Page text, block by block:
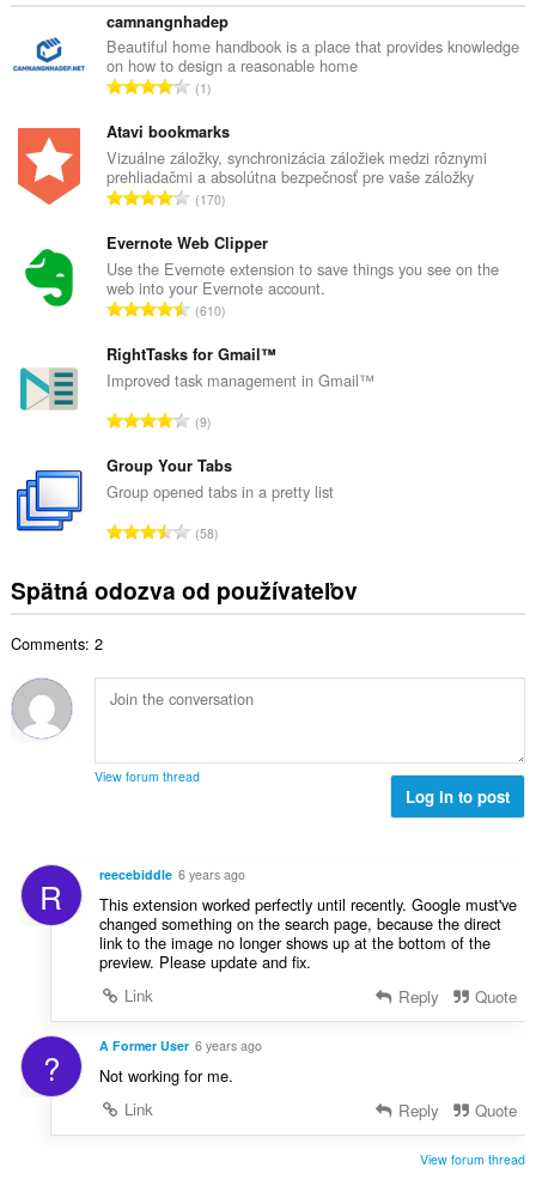
camnangnhadep
Beautiful home handbook is a place that provides knowledge
on how to design a reasonable home
C
l
k
o
v
p
o
č
e
t
h
d
o
t
n
:
1
Atavi bookmarks
Vizuálne záložky, synchronizácia záložiek medzi rôznymi
prehliadačmi a absolútna bezpečnosť pre vaše záložky
C
l
k
o
v
p
o
č
e
t
h
d
o
t
í
:
170
Evernote Web Clipper
Use the Evernote extension to save things you see on the
web into your Evernote account.
C
l
k
v
p
o
č
e
h
o
o
n
í
610
RightTasks for Gmail™
Improved task management in Gmail™
C
l
k
v
p
o
t
h
n
n
í
:
9
Group Your Tabs
Group opened tabs in a pretty list
C
k
ý
p
e
d
n
o
t
e
58
Spätná odozva od používateľov
Comments: 2
View forum thread
Log in to post
R reecebiddle 6 years ago
This extension worked perfectly until recently. Google must've
changed something on the search page, because the direct
link to the image no longer shows up at the bottom of the
preview. Please update and fix.
Link
Reply Quote
? A Former User 6 years ago
Not working for me.
Link
Reply Quote
View forum thread